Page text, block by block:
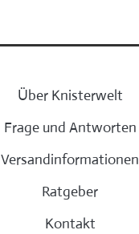
Über Knisterwelt
Frage und Antworten
Versandinformationen
Ratgeber
Kontakt